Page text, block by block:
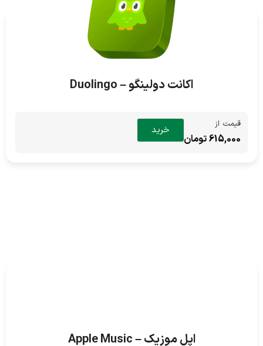
اکانت دولینگو – Duolingo
قیمت از
615,000 تومان
خرید
اپل موزیک – Apple Music